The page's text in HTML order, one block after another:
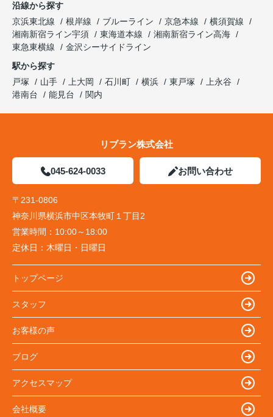
沿線から探す
京浜東北線
根岸線 ブルーライン 京急本線
横須賀線
湘南新宿ライン宇須
東海道本線
湘南新宿ライン高海
東急東横線
金沢シーサイドライン
駅から探す
戸塚
山手 上大岡 石川町 横浜 東戸塚
上永谷
港南台
能見台 関内
リブラン株式会社
045-624-0033 お問い合わせ
〒231-0806
神奈川県横浜市中区本牧町１丁目2
営業時間： 10:00～18:00
定休日： 木曜日・日曜日
トップページ
スタッフ
お客様の声
ブログ
アクセスマップ
会社概要